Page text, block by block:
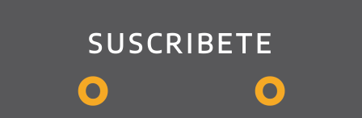
SUSCRIBETE